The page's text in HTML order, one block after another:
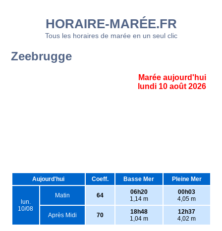
HORAIRE-MARÉE.FR
Tous les horaires de marée en un seul clic
Zeebrugge
Marée aujourd'hui
lundi 10 août 2026
Aujourd'hui Coeff. Basse Mer Pleine Mer
lun.
10/08
Matin 64
06h20
1,14 m
00h03
4,05 m
Après Midi 70
18h48
1,04 m
12h37
4,02 m